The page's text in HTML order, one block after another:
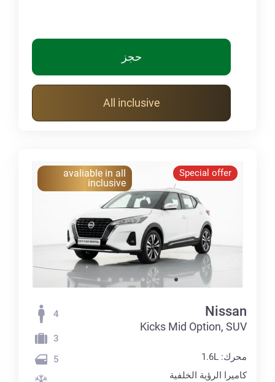
حجز
All inclusive
Special offer
avaliable in all
inclusive
Nissan
Kicks Mid Option, SUV
محرك: 1.6L
كاميرا الرؤية الخلفية
4
3
5